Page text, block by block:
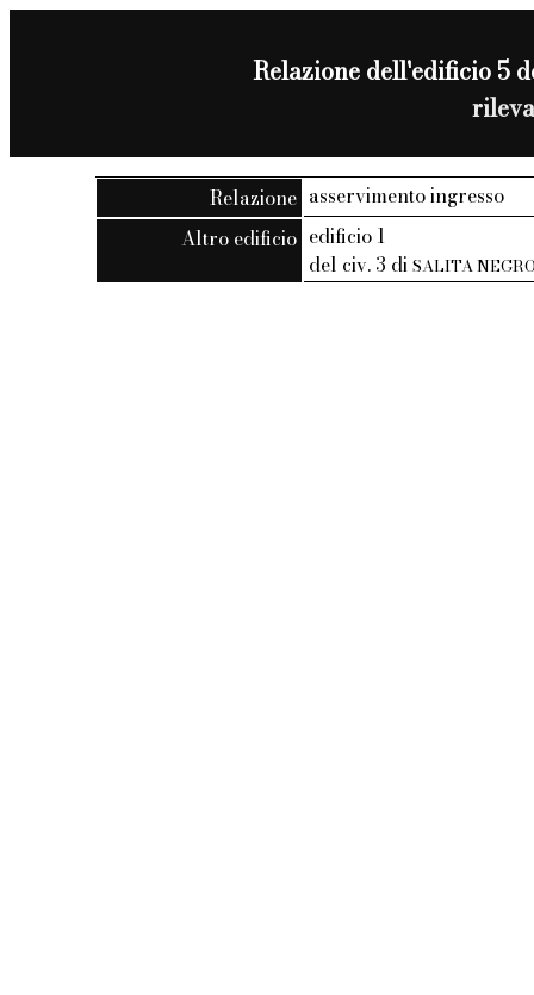
Relazione dell'edificio 5
Relazione asservimento ingresso
Altro edificio edificio 1
del civ. 3 diSALITA